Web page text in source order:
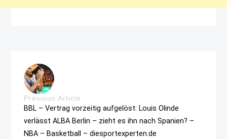
Previous Article
BBL – Vertrag vorzeitig aufgelöst: Louis Olinde
verlässt ALBA Berlin – zieht es ihn nach Spanien? –
NBA – Basketball – diesportexperten.de